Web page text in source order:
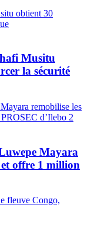
Musitu
la sécurité
Mayara
offre 1 million